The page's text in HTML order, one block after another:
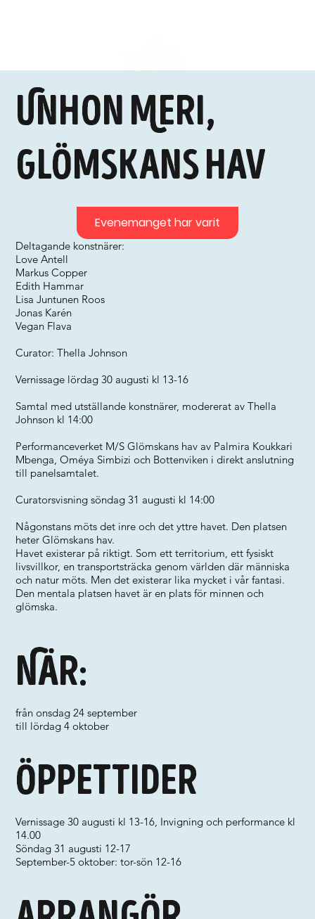
Unhon Meri,
Glömskans hav
Deltagande konstnärer:
Love Antell
Markus Copper
Edith Hammar
Lisa Juntunen Roos
Jonas Karén
Vegan Flava
Curator: Thella Johnson
Vernissage lördag 30 augusti kl 13-16
Samtal med utställande konstnärer, modererat av Thella
Johnson kl 14:00
Performanceverket M/S Glömskans hav av Palmira Koukkari
Mbenga, Oméya Simbizi och Bottenviken i direkt anslutning
till panelsamtalet.
Curatorsvisning söndag 31 augusti kl 14:00
Någonstans möts det inre och det yttre havet. Den platsen
heter Glömskans hav.
Havet existerar på riktigt. Som ett territorium, ett fysiskt
livsvillkor, en transportsträcka genom världen där människa
och natur möts. Men det existerar lika mycket i vår fantasi.
Den mentala platsen havet är en plats för minnen och
glömska.
När:
från onsdag 24 september
till lördag 4 oktober
Öppettider
Vernissage 30 augusti kl 13-16, Invigning och performance kl
14.00
Söndag 31 augusti 12-17
September-5 oktober: tor-sön 12-16
Evenemanget har varit